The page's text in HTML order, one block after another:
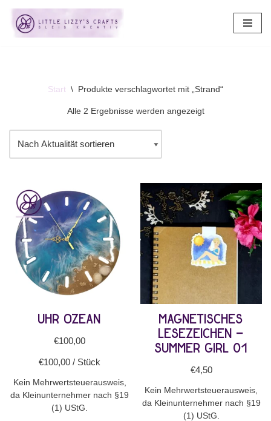
Start \ Produkte verschlagwortet mit „Strand“
Alle 2 Ergebnisse werden angezeigt
Uhr Ozean
€100,00
€100,00 / Stück
Kein Mehrwertsteuerausweis,
da Kleinunternehmer nach §19
(1) UStG.
Magnetisches
Lesezeichen –
Summer Girl 01
€4,50
Kein Mehrwertsteuerausweis,
da Kleinunternehmer nach §19
(1) UStG.